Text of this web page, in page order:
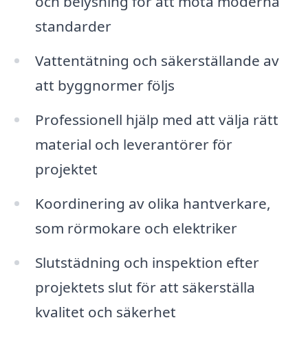
standarder
Vattentätning och säkerställande av
att byggnormer följs
Professionell hjälp med att välja rätt
material och leverantörer för
projektet
Koordinering av olika hantverkare,
som rörmokare och elektriker
Slutstädning och inspektion efter
projektets slut för att säkerställa
kvalitet och säkerhet